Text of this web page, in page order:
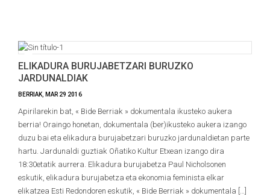
ELIKADURA BURUJABETZARI BURUZKO
JARDUNALDIAK
BERRIAK MAR 29 2016
Apirilarekin bat, « Bide Berriak » dokumentala ikusteko aukera
berria! Oraingo honetan, dokumentala (ber)ikusteko aukera izango
duzu bai eta elikadura burujabetzari buruzko jardunaldietan parte
hartu. Jardunaldi guztiak Oñatiko Kultur Etxean izango dira
18:30etatik aurrera. Elikadura burujabetza Paul Nicholsonen
eskutik, elikadura burujabetza eta ekonomia feminista elkar
elikatzea Esti Redondoren eskutik, « Bide Berriak » dokumentala […]